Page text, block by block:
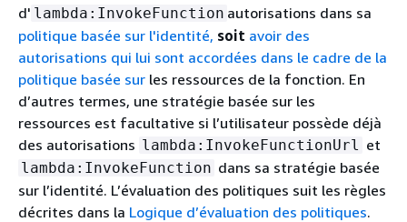
d' lambda:InvokeFunction autorisations dans sa
politique basée sur l'identité, soit avoir des
autorisations qui lui sont accordées dans le cadre de la
politique basée sur les ressources de la fonction. En
d’autres termes, une stratégie basée sur les
ressources est facultative si l’utilisateur possède déjà
des autorisations lambda:InvokeFunctionUrl et
lambda:InvokeFunction dans sa stratégie basée
sur l’identité. L’évaluation des politiques suit les règles
décrites dans la Logique d’évaluation des politiques.